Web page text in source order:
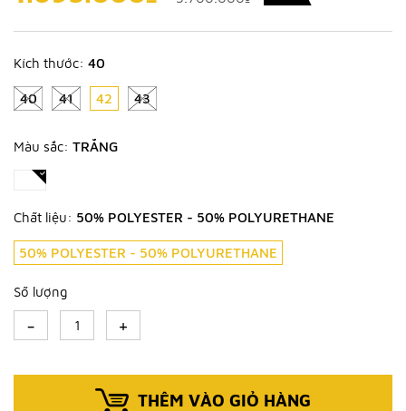
Kích thước: 40
40 41 42 43
Màu sắc: TRẮNG
Chất liệu: 50% POLYESTER - 50% POLYURETHANE
50% POLYESTER - 50% POLYURETHANE
Số lượng
- +
THÊM VÀO GIỎ HÀNG